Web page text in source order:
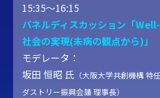
15:35～16:15
パネルディスカッション「
社会の実現(未病の観点から)」
モデレータ：
坂田 恒昭 氏 （大阪大学共創機構 特
ダストリー振興会議 理事長）